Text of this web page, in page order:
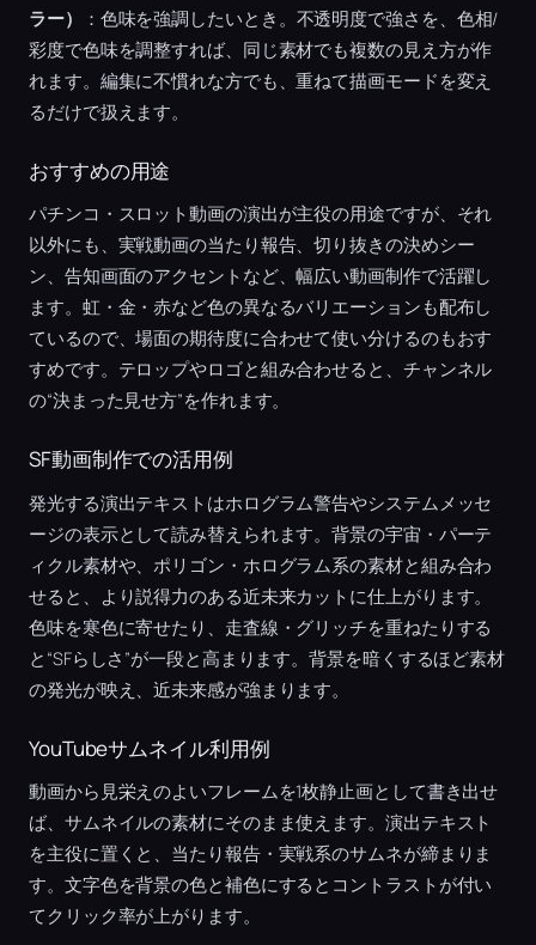
ラー）
：色味を強調したいとき。不透明度で強さを、色相/
彩度で色味を調整すれば、同じ素材でも複数の見え方が作
れます。編集に不慣れな方でも、重ねて描画モードを変え
るだけで扱えます。
おすすめの用途
パチンコ・スロット動画の演出が主役の用途ですが、それ
以外にも、実戦動画の当たり報告、切り抜きの決めシー
ン、告知画面のアクセントなど、幅広い動画制作で活躍し
ます。虹・金・赤など色の異なるバリエーションも配布し
ているので、場面の期待度に合わせて使い分けるのもおす
すめです。テロップやロゴと組み合わせると、チャンネル
の“決まった見せ方”を作れます。
SF動画制作での活用例
発光する演出テキストはホログラム警告やシステムメッセ
ージの表示として読み替えられます。背景の宇宙・パーテ
ィクル素材や、ポリゴン・ホログラム系の素材と組み合わ
せると、より説得力のある近未来カットに仕上がります。
色味を寒色に寄せたり、走査線・グリッチを重ねたりする
と“SFらしさ”が一段と高まります。背景を暗くするほど素材
の発光が映え、近未来感が強まります。
YouTubeサムネイル利用例
動画から見栄えのよいフレームを1枚静止画として書き出せ
ば、サムネイルの素材にそのまま使えます。演出テキスト
を主役に置くと、当たり報告・実戦系のサムネが締まりま
す。文字色を背景の色と補色にするとコントラストが付い
てクリック率が上がります。